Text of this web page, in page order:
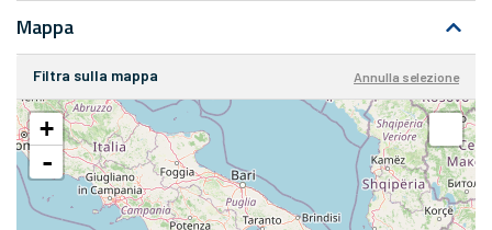
Mappa
Filtra sulla mappa Annulla selezione
+
-